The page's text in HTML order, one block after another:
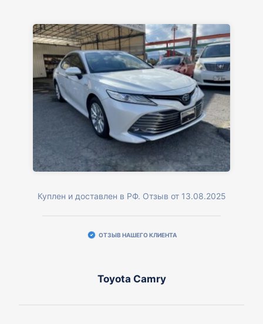
Куплен и доставлен в РФ. Отзыв от 13.08.2025
ОТЗЫВ НАШЕГО КЛИЕНТА
Toyota Camry